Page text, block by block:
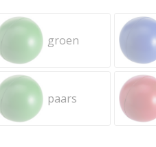
groen
paars